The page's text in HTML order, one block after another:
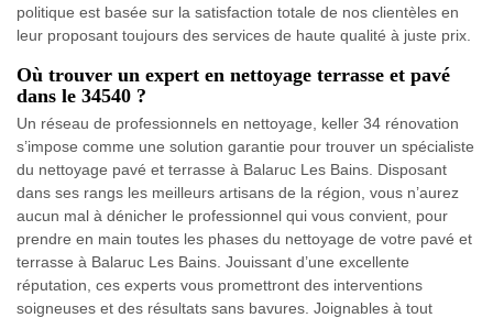
politique est basée sur la satisfaction totale de nos clientèles en
leur proposant toujours des services de haute qualité à juste prix.
Où trouver un expert en nettoyage terrasse et pavé
dans le 34540 ?
Un réseau de professionnels en nettoyage, keller 34 rénovation
s’impose comme une solution garantie pour trouver un spécialiste
du nettoyage pavé et terrasse à Balaruc Les Bains. Disposant
dans ses rangs les meilleurs artisans de la région, vous n’aurez
aucun mal à dénicher le professionnel qui vous convient, pour
prendre en main toutes les phases du nettoyage de votre pavé et
terrasse à Balaruc Les Bains. Jouissant d’une excellente
réputation, ces experts vous promettront des interventions
soigneuses et des résultats sans bavures. Joignables à tout